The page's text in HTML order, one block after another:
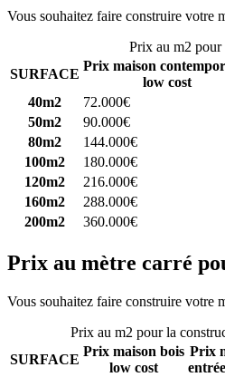
Vous souhaitez faire construire votre
Prix au m2 pour
SURFACE
Prix maison
low cost
40m2
72.000€
50m2
90.000€
80m2
144.000€
100m2
180.000€
120m2
216.000€
160m2
288.000€
200m2
360.000€
Prix au mètre carré
Vous souhaitez faire construire votre
Prix au m2 pour la
SURFACE
Prix maison bois
low cost
Prix